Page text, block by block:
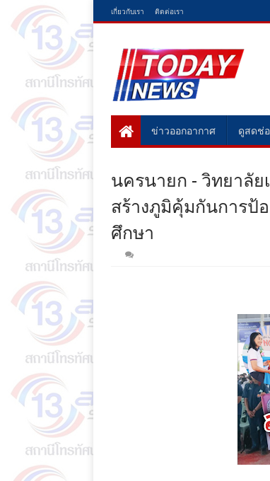
เกี่ยวกับเรา ติดต่อเรา
ข่าวออกอากาศ ดูสดช่อ
นครนายก - วิทยาลั
สร้างภูมิคุ้มกันการป้
ศึกษา